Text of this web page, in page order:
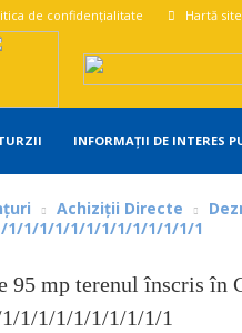
de confidențialitate Hartă site
INFORMAȚII DE INTERES
Achiziții Directe
1/1/1/1/1/1/1/1/1/1/1/1/1
95 mp terenul înscris în
1/1/1/1/1/1/1/1/1